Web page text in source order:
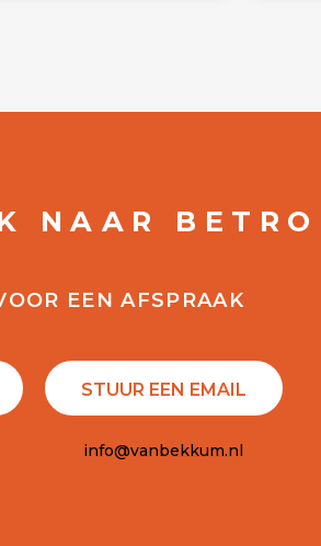
NAAR
EEN AFSPRAAK
STUUR EEN EMAIL
info@vanbekkum.nl